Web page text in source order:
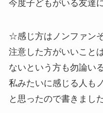
今度子どもがいる友達
☆感じ方はノンファン
注意した方がいいこと
ないという方も勿論い
私みたいに感じる人も
と思ったので書きまし